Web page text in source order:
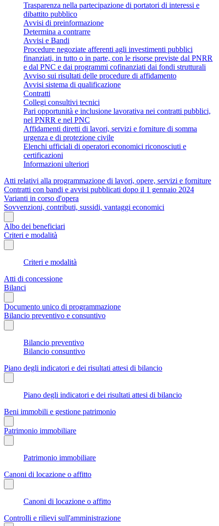
Trasparenza nella partecipazione di portatori di interessi e
dibattito pubblico
Avvisi di preinformazione
Determina a contrarre
Avvisi e Bandi
Procedure negoziate afferenti agli investimenti pubblici
finanziati, in tutto o in parte, con le risorse previste dal PNRR
e dal PNC e dai programmi cofinanziati dai fondi strutturali
Avviso sui risultati delle procedure di affidamento
Avvisi sistema di qualificazione
Contratti
Collegi consultivi tecnici
Pari opportunità e inclusione lavorativa nei contratti pubblici,
nel PNRR e nel PNC
Affidamenti diretti di lavori, servizi e forniture di somma
urgenza e di protezione civile
Elenchi ufficiali di operatori economici riconosciuti e
certificazioni
Informazioni ulteriori
Atti relativi alla programmazione di lavori, opere, servizi e forniture
Contratti con bandi e avvisi pubblicati dopo il 1 gennaio 2024
Varianti in corso d'opera
Sovvenzioni, contributi, sussidi, vantaggi economici
Albo dei beneficiari
Criteri e modalità
Criteri e modalità
Atti di concessione
Bilanci
Documento unico di programmazione
Bilancio preventivo e consuntivo
Bilancio preventivo
Bilancio consuntivo
Piano degli indicatori e dei risultati attesi di bilancio
Piano degli indicatori e dei risultati attesi di bilancio
Beni immobili e gestione patrimonio
Patrimonio immobiliare
Patrimonio immobiliare
Canoni di locazione o affitto
Canoni di locazione o affitto
Controlli e rilievi sull'amministrazione